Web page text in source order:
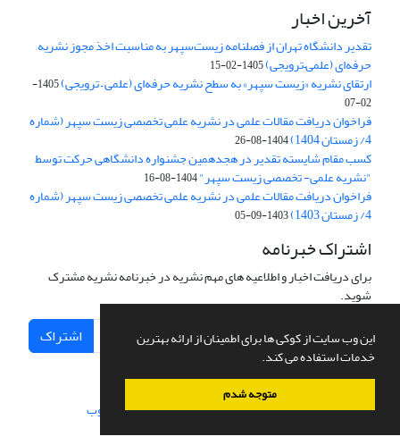
این وب سایت از کوکی ها برای اطمینان از ارائه بهترین
خدمات استفاده می کند.
متوجه شدم
آخرین اخبار
تقدیر دانشگاه تهران از فصلنامه زیست‌سپهر به مناسبت اخذ مجوز نشریه
حرفه‌ای (علمی–ترویجی)1405-02-15
ارتقای نشریه «زیست‌ سپهر» به سطح نشریه حرفه‌ای (علمی – ترویجی)
1405-
02-07
فراخوان دریافت مقالات علمی در نشریه علمی تخصصی زیست سپهر (شماره
4/ زمستان 1404) 1404-08-26
کسب مقام شایسته تقدیر در هجدهمین جشنواره دانشگاهی حرکت توسط
"نشریه علمی- تخصصی زیست سپهر"1404-08-16
فراخوان دریافت مقالات علمی در نشریه علمی تخصصی زیست سپهر (شماره
4/ زمستان 1403) 1403-09-05
اشتراک خبرنامه
برای دریافت اخبار و اطلاعیه های مهم نشریه در خبرنامه نشریه مشترک
شوید.
اشتراک
سامانه مدیریت نشریات علمی.طراحی و پیاده سازی از سیناوب